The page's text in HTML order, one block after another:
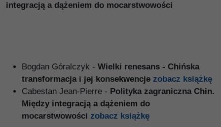
integracją a dążeniem do mocarstwowości
Bogdan Góralczyk - Wielki renesans - Chińska
transformacja i jej konsekwencje zobacz książkę
Cabestan Jean-Pierre - Polityka zagraniczna Chin.
Między integracją a dążeniem do
mocarstwowości zobacz książkę